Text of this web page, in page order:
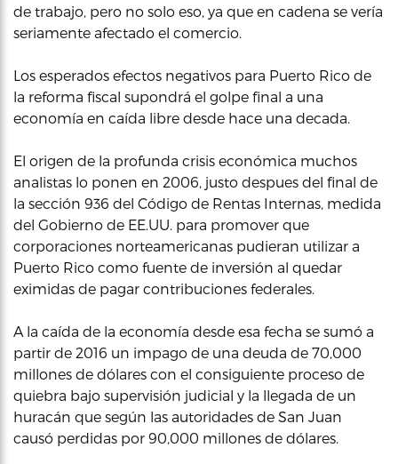
de trabajo, pero no solo eso, ya que en cadena se vería
seriamente afectado el comercio.
Los esperados efectos negativos para Puerto Rico de
la reforma fiscal supondrá el golpe final a una
economía en caída libre desde hace una decada.
El origen de la profunda crisis económica muchos
analistas lo ponen en 2006, justo despues del final de
la sección 936 del Código de Rentas Internas, medida
del Gobierno de EE.UU. para promover que
corporaciones norteamericanas pudieran utilizar a
Puerto Rico como fuente de inversión al quedar
eximidas de pagar contribuciones federales.
A la caída de la economía desde esa fecha se sumó a
partir de 2016 un impago de una deuda de 70,000
millones de dólares con el consiguiente proceso de
quiebra bajo supervisión judicial y la llegada de un
huracán que según las autoridades de San Juan
causó perdidas por 90,000 millones de dólares.